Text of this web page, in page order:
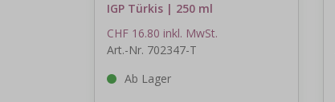
IGP Türkis | 250 ml
CHF 16.80 inkl. MwSt.
Art.-Nr. 702347-T
Ab Lager